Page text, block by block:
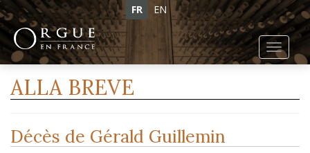
FR EN
ALLA BREVE
Décès de Gérald Guillemin